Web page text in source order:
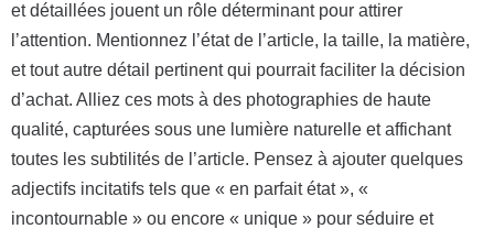
et détaillées jouent un rôle déterminant pour attirer
l’attention. Mentionnez l’état de l’article, la taille, la matière,
et tout autre détail pertinent qui pourrait faciliter la décision
d’achat. Alliez ces mots à des photographies de haute
qualité, capturées sous une lumière naturelle et affichant
toutes les subtilités de l’article. Pensez à ajouter quelques
adjectifs incitatifs tels que « en parfait état », «
incontournable » ou encore « unique » pour séduire et